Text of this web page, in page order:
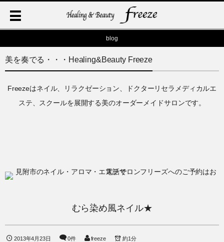
blog
美を奏でる・・・Healing&Beauty Freeze
Freezeはネイル、リラクゼーション、ドクターリセラメディカルエ
ステ、スクールを展開する美のオーダーメイドサロンです。
むら染め風ネイル★
2013年4月23日 0件 freeze 約1分